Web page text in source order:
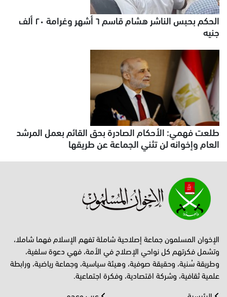
الحكم بحبس الناشر هشام قاسم ٦ أشهر وغرامة ٢٠ ألف
جنيه
طلعت فهمي: الأحكام الصادرة بحق القائم بعمل المرشد
العام وإخوانه لن تثني الجماعة عن طريقها
الإخوان المسلمون جماعة إصلاحية شاملة تفهم الإسلام فهما شاملا،
وتشمل فكرتهم كل نواحي الإصلاح في الأمة، فهي دعوة سلفية،
وطريقة سُنية، وحقيقة صوفية، وهيئة سياسية، وجماعة رياضية، ورابطة
علمية ثقافية، وشركة اقتصادية، وفكرة اجتماعية.